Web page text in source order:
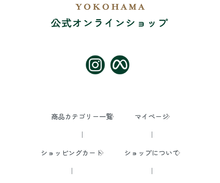
商品カテゴリー一覧 マイページ
ショッピングカート ショップについて